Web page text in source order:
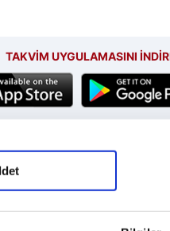
TAKVİM UYGULAMASINI